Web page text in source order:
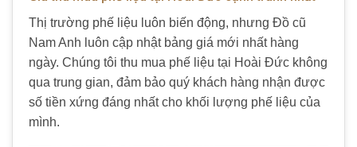
Thị trường phế liệu luôn biến động, nhưng Đồ cũ
Nam Anh luôn cập nhật bảng giá mới nhất hàng
ngày. Chúng tôi thu mua phế liệu tại Hoài Đức không
qua trung gian, đảm bảo quý khách hàng nhận được
số tiền xứng đáng nhất cho khối lượng phế liệu của
mình.